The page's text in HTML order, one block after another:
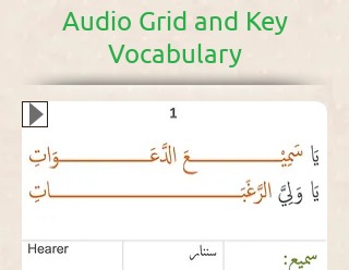
Audio Grid and Key
Vocabulary